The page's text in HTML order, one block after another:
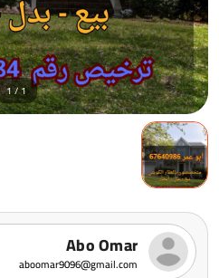
1 / 1
Abo Omar
aboomar9096@gmail.com